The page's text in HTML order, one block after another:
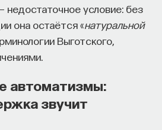
недостаточное условие: без
она остаётся «натуральной
Выготского,
автоматизмы:
звучит